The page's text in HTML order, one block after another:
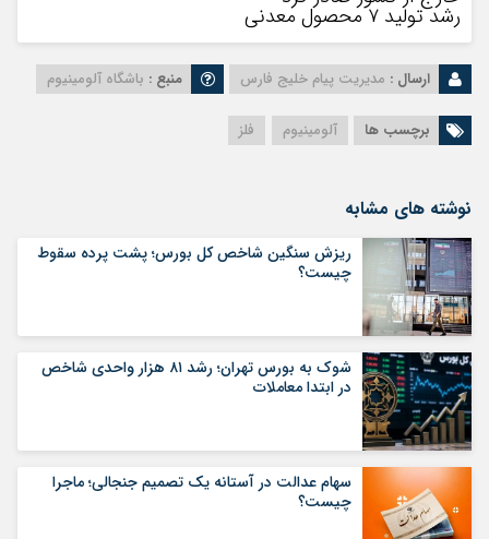
رشد تولید ۷ محصول معدنی
ارسال : مدیریت پیام خلیج فارس منبع : باشگاه آلومینیوم
برچسب ها آلومینیوم فلز
نوشته های مشابه
ریزش سنگین شاخص کل بورس؛ پشت پرده سقوط
چیست؟
شوک به بورس تهران؛ رشد ۸۱ هزار واحدی شاخص
در ابتدا معاملات
سهام عدالت در آستانه یک تصمیم جنجالی؛ ماجرا
چیست؟